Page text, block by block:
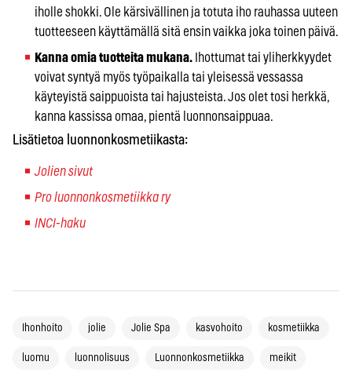
iholle shokki. Ole kärsivällinen ja totuta iho rauhassa uuteen
tuotteeseen käyttämällä sitä ensin vaikka joka toinen päivä.
Kanna omia tuotteita mukana. Ihottumat tai yliherkkyydet
voivat syntyä myös työpaikalla tai yleisessä vessassa
käyteyistä saippuoista tai hajusteista. Jos olet tosi herkkä,
kanna kassissa omaa, pientä luonnonsaippuaa.
Lisätietoa luonnonkosmetiikasta:
Jolien sivut
Pro luonnonkosmetiikka ry
INCI-haku
Ihonhoito jolie Jolie Spa kasvohoito kosmetiikka
luomu luonnolisuus Luonnonkosmetiikka meikit